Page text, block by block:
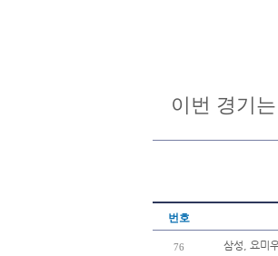
이번 경기
번호
76 삼성, 요미